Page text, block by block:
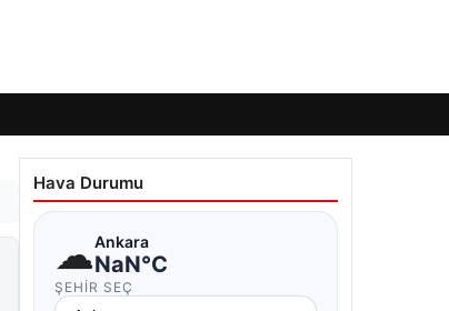
Hava Durumu
☁Ankara
NaN°C
ŞEHIR SEÇ